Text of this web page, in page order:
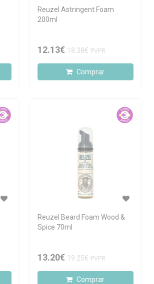
Reuzel Astringent Foam
200ml
12.13€ 18.38€ PVPR
Comprar
Reuzel Beard Foam Wood &
Spice 70ml
13.20€ 19.25€ PVPR
Comprar